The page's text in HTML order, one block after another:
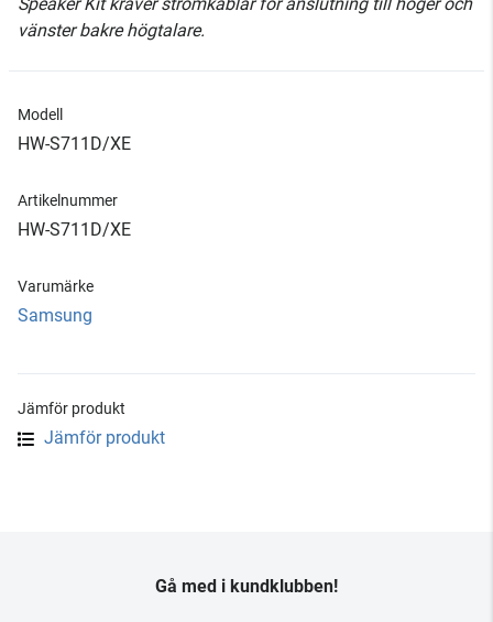
Speaker Kit kräver strömkablar för anslutning till höger och
vänster bakre högtalare.
Modell
HW-S711D/XE
Artikelnummer
HW-S711D/XE
Varumärke
Samsung
Jämför produkt
Jämför produkt
Gå med i kundklubben!